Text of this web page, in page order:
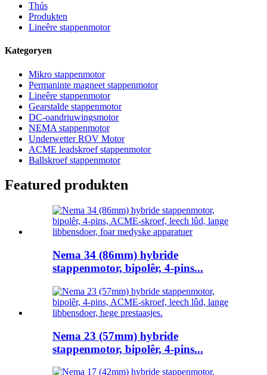
Thús
Produkten
Lineêre stappenmotor
Kategoryen
Mikro stappenmotor
Permaninte magneet stappenmotor
Lineêre stappenmotor
Gearstalde stappenmotor
DC-oandriuwingsmotor
NEMA stappenmotor
Underwetter ROV Motor
ACME leadskroef stappenmotor
Ballskroef stappenmotor
Featured produkten
Nema 34 (86mm) hybride
stappenmotor, bipolêr, 4-pins...
Nema 23 (57mm) hybride
stappenmotor, bipolêr, 4-pins...